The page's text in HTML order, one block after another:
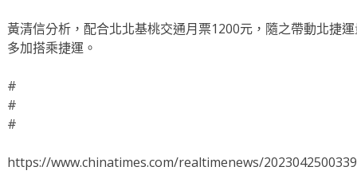
黃清信分析，配合北北基桃交通月票1200元，隨之帶動北捷
多加搭乘捷運。
#
#
#
https://www.chinatimes.com/realtimenews/